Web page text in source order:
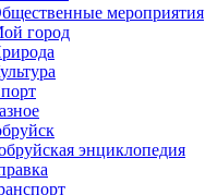
мероприятия
город
энциклопедия